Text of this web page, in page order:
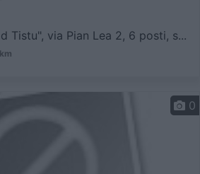
Tistu", via Pian Lea 2, 6 posti, s...
0